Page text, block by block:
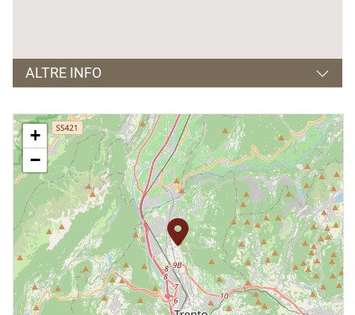
ALTRE INFO
Lingue parlate
inglese, tedesco, francese e spagnolo
+
−